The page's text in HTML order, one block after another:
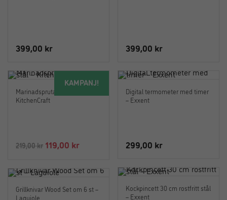
399,00 kr
399,00 kr
Digital termometer med timer
– Exxent
299,00 kr
KAMPANJ!
Marinadspruta i rostfritt stål –
KitchenCraft
219,00kr Det
priset
119,00 krDet
priset
Kockpincett 30 cm rostfritt stål
– Exxent
Grillknivar Wood Set om 6 st –
Laguiole